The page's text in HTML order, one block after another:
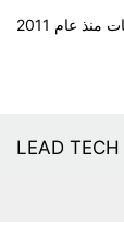
LEAD TECH